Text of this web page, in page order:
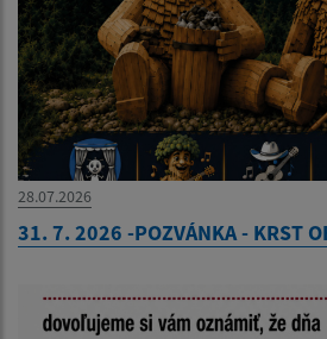
28.07.2026
31. 7. 2026 -POZVÁNKA - KRST